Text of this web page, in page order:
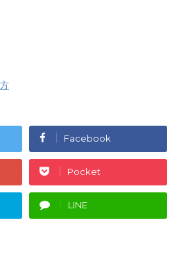
Facebook
Pocket
LINE